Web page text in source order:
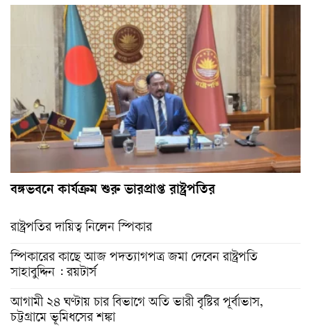
বঙ্গভবনে কার্যক্রম শুরু ভারপ্রাপ্ত রাষ্ট্রপতির
রাষ্ট্রপতির দায়িত্ব নিলেন স্পিকার
স্পিকারের কাছে আজ পদত্যাগপত্র জমা দেবেন রাষ্ট্রপতি
সাহাবুদ্দিন : রয়টার্স
আগামী ২৪ ঘণ্টায় চার বিভাগে অতি ভারী বৃষ্টির পূর্বাভাস,
চট্টগ্রামে ভূমিধসের শঙ্কা